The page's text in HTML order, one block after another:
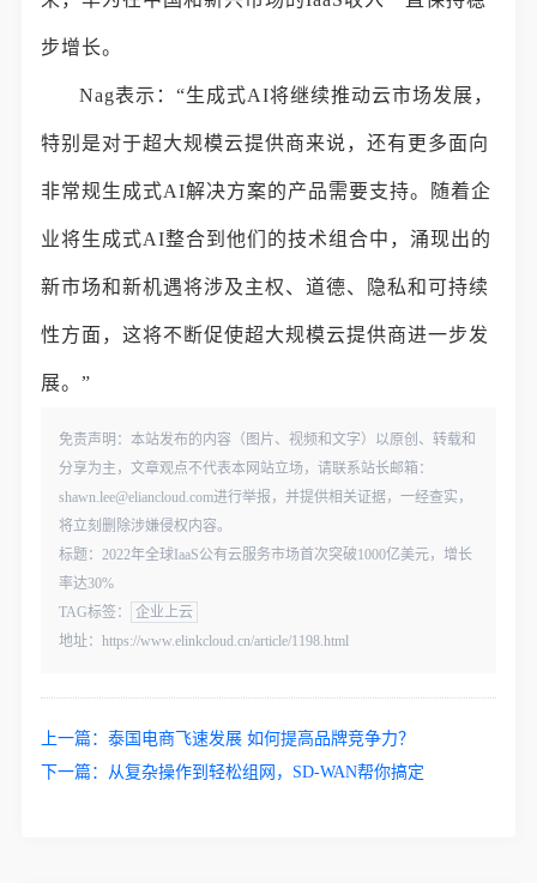
步增长。
Nag表示：“生成式AI将继续推动云市场发展，
特别是对于超大规模云提供商来说，还有更多面向
非常规生成式AI解决方案的产品需要支持。随着企
业将生成式AI整合到他们的技术组合中，涌现出的
新市场和新机遇将涉及主权、道德、隐私和可持续
性方面，这将不断促使超大规模云提供商进一步发
展。”
免责声明：本站发布的内容（图片、视频和文字）以原创、转载和
分享为主，文章观点不代表本网站立场，请联系站长邮箱：
shawn.lee@eliancloud.com进行举报，并提供相关证据，一经查实，
将立刻删除涉嫌侵权内容。
标题：2022年全球IaaS公有云服务市场首次突破1000亿美元，增长
率达30%
TAG标签：
企业上云
地址：https://www.elinkcloud.cn/article/1198.html
上一篇：泰国电商飞速发展 如何提高品牌竞争力？
下一篇：
从复杂操作到轻松组网，SD-WAN帮你搞定